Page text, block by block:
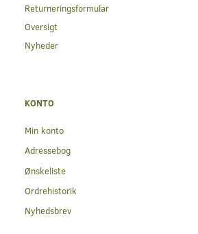
Returneringsformular
Oversigt
Nyheder
KONTO
Min konto
Adressebog
Ønskeliste
Ordrehistorik
Nyhedsbrev